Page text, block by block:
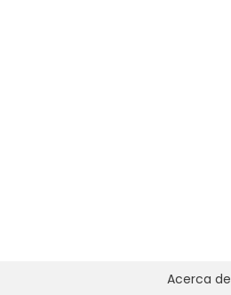
Acerca de